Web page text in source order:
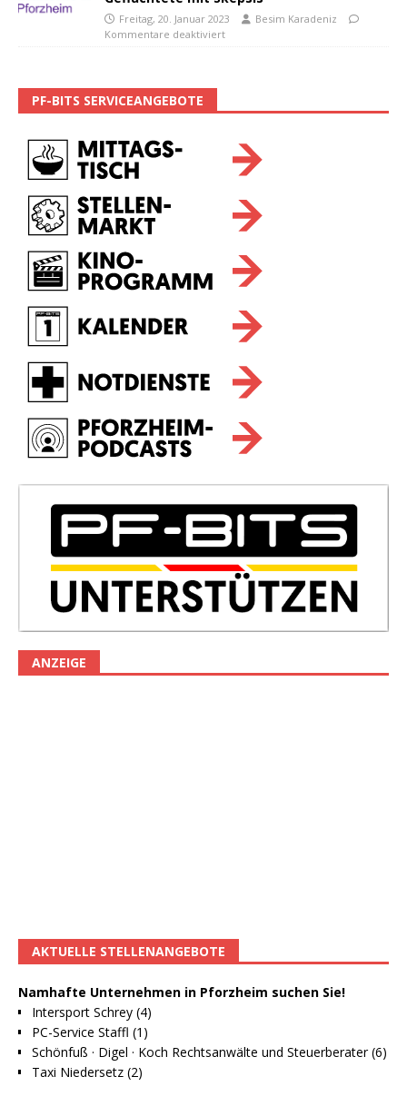
Freitag, 20. Januar 2023
Besim Karadeniz
Kommentare deaktiviert
PF-BITS SERVICEANGEBOTE
ANZEIGE
AKTUELLE STELLENANGEBOTE
Namhafte Unternehmen in Pforzheim suchen Sie!
Intersport Schrey (4)
PC-Service Staffl (1)
Schönfuß · Digel · Koch Rechtsanwälte und Steuerberater (6)
Taxi Niedersetz (2)